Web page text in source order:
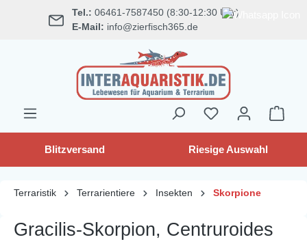
springen Tel.: 06461-7587450 (8:30-12:30 Uhr)
E-Mail: info@zierfisch365.de
Blitzversand Riesige Auswahl
Terraristik Terrarientiere Insekten Skorpione
Gracilis-Skorpion, Centruroides